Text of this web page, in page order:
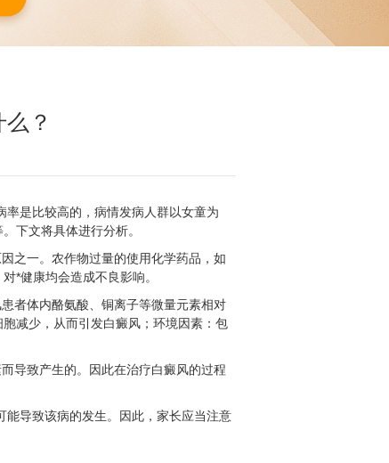
？
率是比较高的，病情发病人群以女童为
下文将具体进行分析。
之一。农作物过量的使用化学药品，如
*健康均会造成不良影响。
者体内酪氨酸、铜离子等微量元素相对
减少，从而引发白癜风；环境因素：包
导致产生的。因此在治疗白癜风的过程
能导致该病的发生。因此，家长应当注意